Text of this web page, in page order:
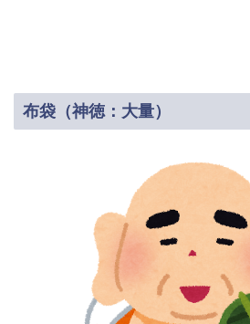
布袋（神徳：大量）